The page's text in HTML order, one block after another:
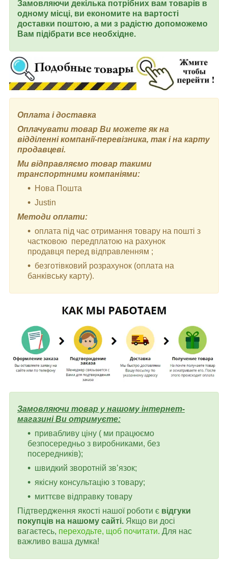
Замовляючи декілька потрібних вам товарів в
одному місці, ви економите на вартості
доставки поштою, а ми з радістю допоможемо
Вам підібрати все необхідне.
Оплата і доставка
Оплачувати товар Ви можете як на
відділенні компанії-перевізника, так і на карту
продавцеві.
Ми відправляємо товар такими
транспортними компаніями:
Нова Пошта
Justin
Методи оплати:
оплата під час отримання товару на пошті з
частковою передплатою на рахунок
продавця перед відправленням ;
безготівковий розрахунок (оплата на
банківську карту).
Замовляючи товар у нашому інтернет-
магазині Ви отримуєте:
привабливу ціну ( ми працюємо
безпосередньо з виробниками, без
посередників);
швидкий зворотній зв’язок;
якісну консультацію з товару;
миттєве відправку товару
Підтвердження якості нашої роботи є відгуки
покупців на нашому сайті. Якщо ви досі
вагаєтесь, переходьте, щоб почитати. Для нас
важливо ваша думка!